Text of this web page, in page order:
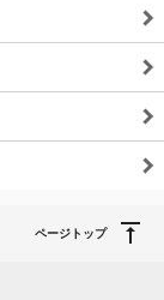
ページトップ